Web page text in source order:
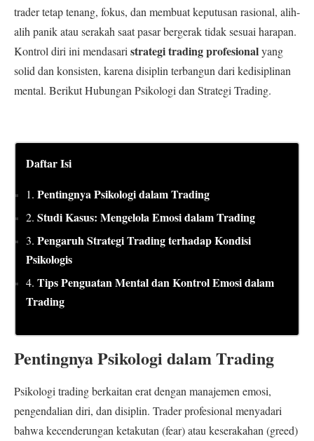
trader tetap tenang, fokus, dan membuat keputusan rasional, alih-
alih panik atau serakah saat pasar bergerak tidak sesuai harapan.
Kontrol diri ini mendasari strategi trading profesionalyang
solid dan konsisten, karena disiplin terbangun dari kedisiplinan
mental. Berikut Hubungan Psikologi dan Strategi Trading.
Daftar Isi
1. Pentingnya Psikologi dalam Trading
2. Studi Kasus: Mengelola Emosi dalam Trading
3. Pengaruh Strategi Trading terhadap Kondisi
Psikologis
4. Tips Penguatan Mental dan Kontrol Emosi dalam
Trading
Pentingnya Psikologi dalam Trading
Psikologi trading berkaitan erat dengan manajemen emosi,
pengendalian diri, dan disiplin. Trader profesional menyadari
bahwa kecenderungan ketakutan (fear) atau keserakahan (greed)